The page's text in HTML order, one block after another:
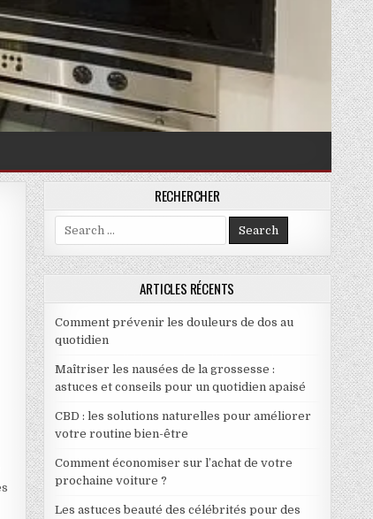
LA MAISON : CONSEILS ET ASTUCES
RECHERCHER
Search for:
ARTICLES RÉCENTS
Comment prévenir les douleurs de dos au
quotidien
Maîtriser les nausées de la grossesse :
astuces et conseils pour un quotidien apaisé
CBD : les solutions naturelles pour améliorer
votre routine bien-être
Comment économiser sur l’achat de votre
prochaine voiture ?
Les astuces beauté des célébrités pour des